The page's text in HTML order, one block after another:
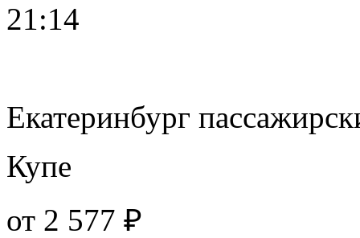
21:14
Екатеринбург
Купе
от 2 577 ₽